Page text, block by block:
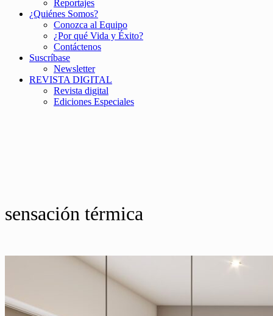
Reportajes
¿Quiénes Somos?
Conozca al Equipo
¿Por qué Vida y Éxito?
Contáctenos
Suscríbase
Newsletter
REVISTA DIGITAL
Revista digital
Ediciones Especiales
sensación térmica